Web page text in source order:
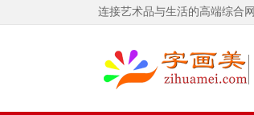
连接艺术品与生活的高端综合网